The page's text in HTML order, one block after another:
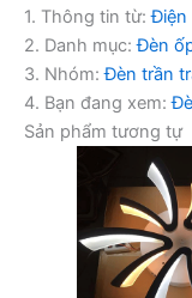
1. Thông tin từ:Điện
2. Danh mục:Đèn
3. Nhóm:Đèn trần
4. Bạn đang xem:
Sản phẩm tương tự